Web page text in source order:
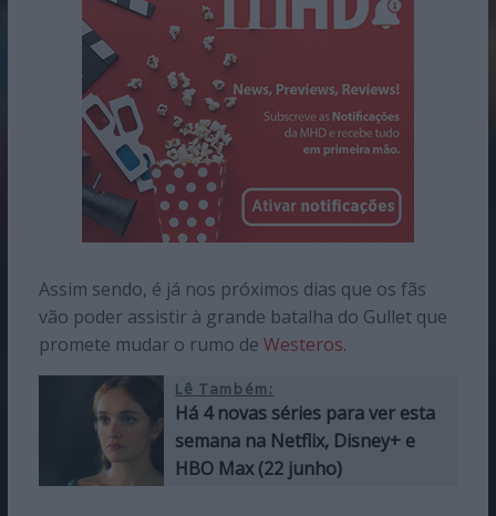
Assim sendo, é já nos próximos dias que os fãs
vão poder assistir à grande batalha do Gullet que
promete mudar o rumo de Westeros.
Lê Também:
Há 4 novas séries para ver esta
semana na Netflix, Disney+ e
HBO Max (22 junho)